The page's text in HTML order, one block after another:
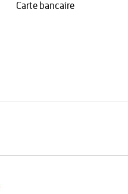
Carte bancaire